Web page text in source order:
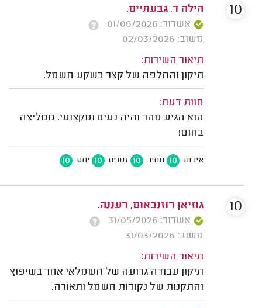
הילה ד. גבעתיים.
אשרור: 01/06/2026
משוב: 02/03/2026
תיאור השירות:
תיקון והחלפה של קצר בשקע חשמל.
חוות דעת:
הוא הגיע מהר והיה נעים ומקצועי. ממליצה
בחום!
איכות 10 מחיר 10 זמנים 10 יחס 10
10
גוזיאן רוזנבאום, רעננה.
אשרור: 31/05/2026
משוב: 31/03/2026
תיאור השירות:
תיקון עבודה גרועה של חשמלאי אחר בשיפוץ
והתקנות של נקודות חשמל ותאורה.
10